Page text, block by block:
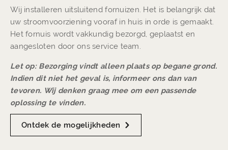
Wij installeren uitsluitend fornuizen. Het is belangrijk dat
uw stroomvoorziening vooraf in huis in orde is gemaakt.
Het fornuis wordt vakkundig bezorgd, geplaatst en
aangesloten door ons service team.
Let op: Bezorging vindt alleen plaats op begane grond.
Indien dit niet het geval is, informeer ons dan van
tevoren. Wij denken graag mee om een passende
oplossing te vinden.
Ontdek de mogelijkheden